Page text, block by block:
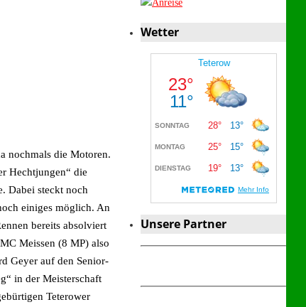
nochmals die Motoren.
Hechtjungen“ die
Dabei steckt noch
einiges möglich. An
bereits absolviert
Meissen (8 MP) also
Geyer auf den Senior-
in der Meisterschaft
Teterower
Wetter
Unsere Partner